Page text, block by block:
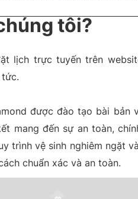
tôi?
lịch trực tuyến trên
được đào tạo bài bản
mang đến sự an toàn,
trình vệ sinh nghiêm ngặt
chuẩn xác và an toàn.